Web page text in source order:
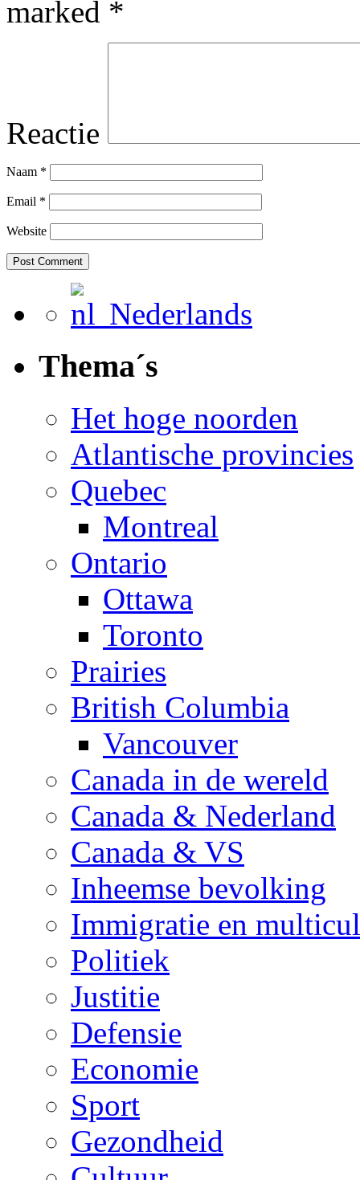
marked *
Reactie
Naam *
Email *
Website
Nederlands
Thema´s
Het hoge noorden
Atlantische provincies
Quebec
Montreal
Ontario
Ottawa
Toronto
Prairies
British Columbia
Vancouver
Canada in de wereld
Canada & Nederland
Canada & VS
Inheemse bevolking
Immigratie en
Politiek
Justitie
Defensie
Economie
Sport
Gezondheid